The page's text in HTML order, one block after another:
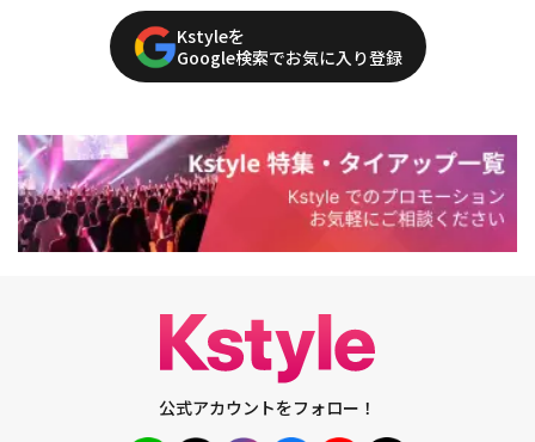
Kstyleを
Google検索でお気に入り登録
公式アカウントをフォロー！